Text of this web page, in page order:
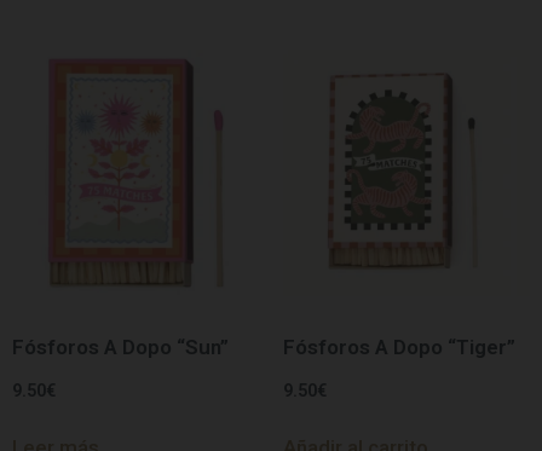
Fósforos A Dopo “Sun”
9.50€
Fósforos A Dopo “Tiger”
9.50€